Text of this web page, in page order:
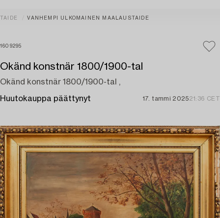
TAIDE VANHEMPI ULKOMAINEN MAALAUSTAIDE
1609295
Okänd konstnär 1800/1900-tal
Okänd konstnär 1800/1900-tal ,
Huutokauppa päättynyt 17. tammi 202521:36 CET